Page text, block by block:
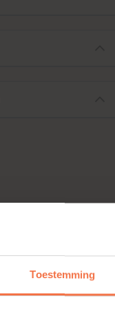
Toestemming